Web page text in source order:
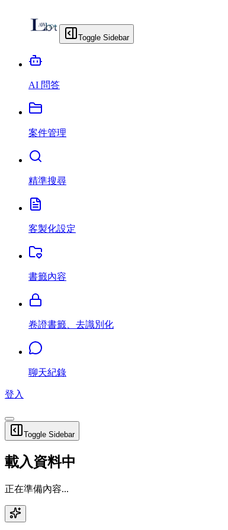
Toggle Sidebar
AI 問答
案件管理
精準搜尋
客製化設定
書籤內容
卷證書籤、去識別化
聊天紀錄
登入
Toggle Sidebar
載入資料中
正在準備內容...